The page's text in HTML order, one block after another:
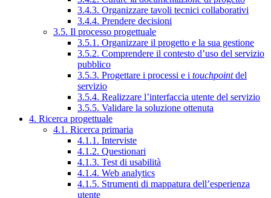
3.4.3. Organizzare tavoli tecnici collaborativi
3.4.4. Prendere decisioni
3.5. Il processo progettuale
3.5.1. Organizzare il progetto e la sua gestione
3.5.2. Comprendere il contesto d’uso del servizio
pubblico
3.5.3. Progettare i processi e i touchpointdel
servizio
3.5.4. Realizzare l’interfaccia utente del servizio
3.5.5. Validare la soluzione ottenuta
4. Ricerca progettuale
4.1. Ricerca primaria
4.1.1. Interviste
4.1.2. Questionari
4.1.3. Test di usabilità
4.1.4. Web analytics
4.1.5. Strumenti di mappatura dell’esperienza
utente